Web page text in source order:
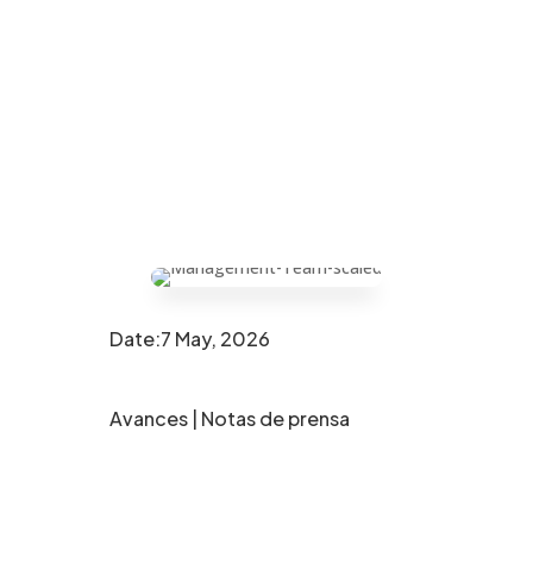
Date:7 May, 2026
Avances| Notas de prensa